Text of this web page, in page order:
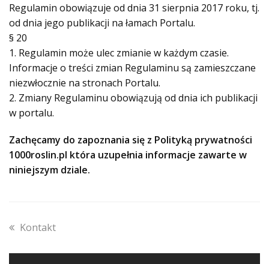
Regulamin obowiązuje od dnia 31 sierpnia 2017 roku, tj.
od dnia jego publikacji na łamach Portalu.
§ 20
1. Regulamin może ulec zmianie w każdym czasie.
Informacje o treści zmian Regulaminu są zamieszczane
niezwłocznie na stronach Portalu.
2. Zmiany Regulaminu obowiązują od dnia ich publikacji
w portalu.
Zachęcamy do zapoznania się z Polityką prywatności
1000roslin.pl która uzupełnia informacje zawarte w
niniejszym dziale.
previous
Kontakt